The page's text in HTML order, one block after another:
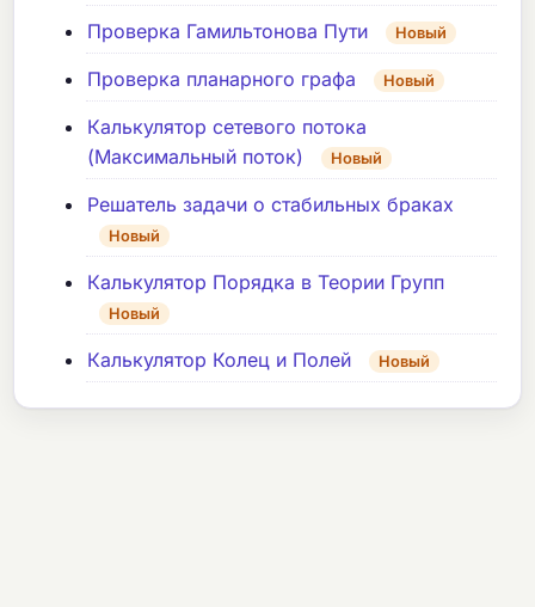
Проверка Гамильтонова Пути Новый
Проверка планарного графа Новый
Калькулятор сетевого потока
(Максимальный поток)
Новый
Решатель задачи о стабильных браках
Новый
Калькулятор Порядка в Теории Групп
Новый
Калькулятор Колец и Полей Новый